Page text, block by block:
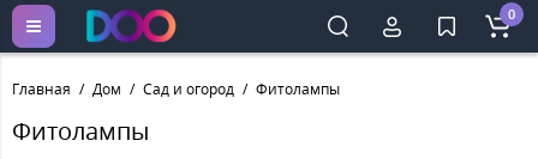
0
Главная Дом Сад и огород Фитолампы
Фитолампы